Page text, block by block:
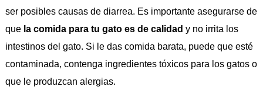
ser posibles causas de diarrea. Es importante asegurarse de
que la comida para tu gato es de calidad y no irrita los
intestinos del gato. Si le das comida barata, puede que esté
contaminada, contenga ingredientes tóxicos para los gatos o
que le produzcan alergias.